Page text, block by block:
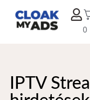
0
IPTV